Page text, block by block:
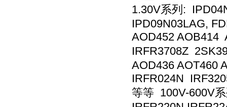
1.30V系列:
IPD09N03LAG,
AOD452 AOB414
IRFR3708Z
AOD436 AOT460
IRFR024N
等等 100V-600V